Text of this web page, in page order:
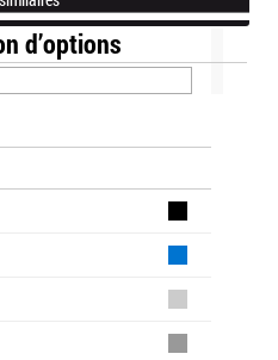
d’options